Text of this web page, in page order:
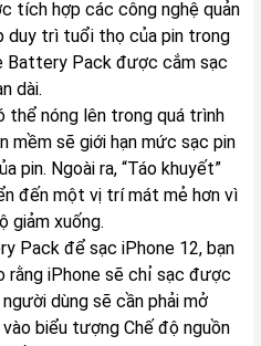
tích hợp các công nghệ quản
trì tuổi thọ của pin trong
Battery Pack được cắm sạc
dài.
thể nóng lên trong quá trình
mềm sẽ giới hạn mức sạc pin
pin. Ngoài ra, “Táo khuyết”
đến một vị trí mát mẻ hơn vì
giảm xuống.
Pack để sạc ‌iPhone‌ 12, bạn
rằng ‌iPhone‌ sẽ chỉ sạc được
dùng sẽ cần phải mở
biểu tượng Chế độ nguồn